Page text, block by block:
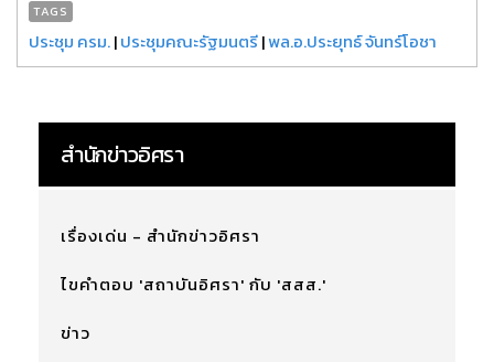
TAGS
ประชุม ครม.|ประชุมคณะรัฐมนตรี|พล.อ.ประยุทธ์ จันทร์โอชา
สำนักข่าวอิศรา
เรื่องเด่น - สำนักข่าวอิศรา
ไขคำตอบ 'สถาบันอิศรา' กับ 'สสส.'
ข่าว